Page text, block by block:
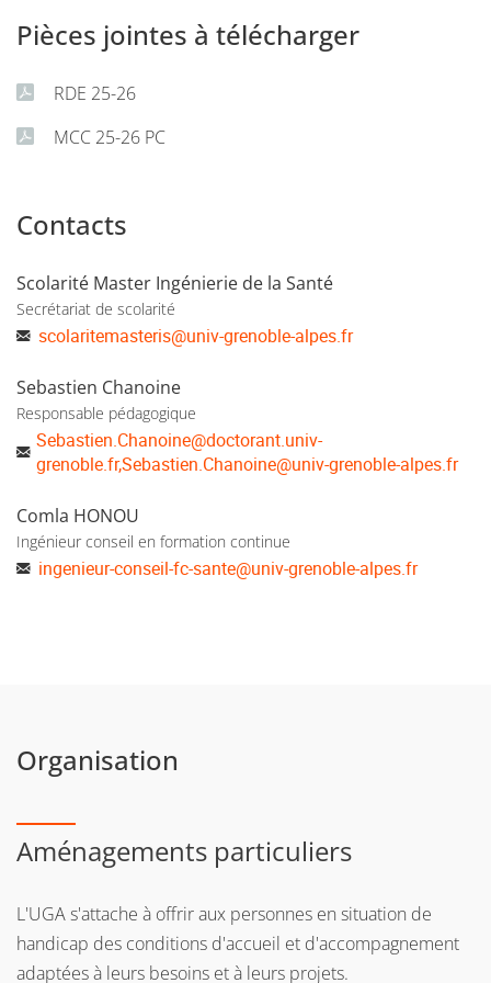
tous ceux qui souhaitent acquérir des connaissances et
professionnalisant). Il est adapté au calendrier de
formation des internes en pharmacie, qui pourront réaliser
cette formation lors de la phase d’approfondissement ou
Pièces jointes à télécharger
RDE 25-26
MCC 25-26 PC
Contacts
Scolarité Master Ingénierie de la Santé
Secrétariat de scolarité
scolaritemasteris@univ-grenoble-alpes.fr
Sebastien Chanoine
Responsable pédagogique
Sebastien.Chanoine@doctorant.univ-
grenoble.fr,Sebastien.Chanoine@univ-grenoble-alpes.fr
Comla HONOU
Ingénieur conseil en formation continue
ingenieur-conseil-fc-sante@univ-grenoble-alpes.fr
Organisation
Aménagements particuliers
L'UGA s'attache à offrir aux personnes en situation de
handicap des conditions d'accueil et d'accompagnement
adaptées à leurs besoins et à leurs projets.